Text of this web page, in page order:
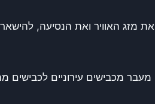
מזג האוויר ואת הנסיעה, להישאר
מכבישים עירוניים לכבישים